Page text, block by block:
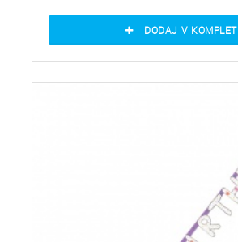
DODAJ V KOMPLET